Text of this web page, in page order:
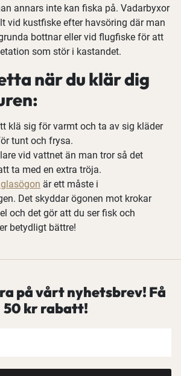
annars inte kan fiska på. Vadarbyxor
vid kustfiske efter havsöring där man
bottnar eller vid flugfiske för att
som stör i kastandet.
när du klär dig
klä sig för varmt och ta av sig kläder
tunt och frysa.
vid vattnet än man tror så det
ta med en extra tröja.
är ett måste i
Det skyddar ögonen mot krokar
och det gör att du ser fisk och
betydligt bättre!
på vårt nyhetsbrev! Få
50 kr rabatt!